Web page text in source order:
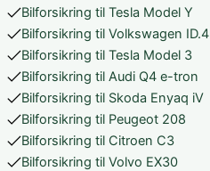
Bilforsikring til Tesla Model Y
Bilforsikring til Volkswagen ID.4
Bilforsikring til Tesla Model 3
Bilforsikring til Audi Q4 e-tron
Bilforsikring til Skoda Enyaq iV
Bilforsikring til Peugeot 208
Bilforsikring til Citroen C3
Bilforsikring til Volvo EX30